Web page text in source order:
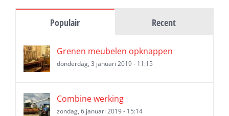
Populair Recent
Grenen meubelen opknappen
donderdag, 3 januari 2019 - 11:15
Combine werking
zondag, 6 januari 2019 - 15:14